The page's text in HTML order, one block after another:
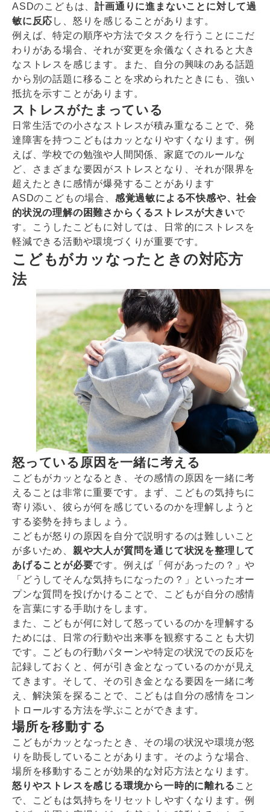
ASDのこどもは、計画通りに進まないことに対して過
敏に反応 し、怒りを感じることがあります。
例えば、特定の順序や方法でタスクを行うことにこだ
わりがある場合、それが変更を余儀なくされると大き
なストレスを感じます。また、自分の興味のある話題
から別の話題に移ることを求められたときにも、強い
抵抗を示すことがあります。
ストレスがたまっている
日常生活での小さなストレスが積み重なることで、発
達障害を持つこどもはカッとなりやすくなります。例
えば、学校での勉強や人間関係、家庭でのルールな
ど、さまざまな要因がストレスとなり、それが限界を
超えたときに感情が爆発することがあります
ASDのこどもの場合、 感覚過敏による不快感や、社会
的状況の理解の困難さからくるストレスが大きいで
す。こうしたこどもに対しては、日常的にストレスを
軽減できる活動や環境づくりが重要です。
こどもがカッなったときの対応方
法
怒っている原因を一緒に考える
こどもがカッとなるとき、その感情の原因を一緒に考
えることは非常に重要です。まず、こどもの気持ちに
寄り添い、彼らが何を感じているのかを理解しようと
する姿勢を持ちましょう。
こどもが怒りの原因を自分で説明するのは難しいこと
が多いため、 親や大人が質問を通じて状況を整理して
あげることが必要です。例えば「何があったの？」や
「どうしてそんな気持ちになったの？」といったオー
プンな質問を投げかけることで、こどもが自分の感情
を言葉にする手助けをします。
また、こどもが何に対して怒っているのかを理解する
ためには、日常の行動や出来事を観察することも大切
です。こどもの行動パターンや特定の状況での反応を
記録しておくと、何が引き金となっているのかが見え
てきます。そして、その引き金となる要因を一緒に考
え、解決策を探ることで、こどもは自分の感情をコン
トロールする方法を学ぶことができます。
場所を移動する
こどもがカッとなったとき、その場の状況や環境が怒
りを助長していることがあります。そのような場合、
場所を移動することが効果的な対応方法となります。
怒りやストレスを感じる環境から一時的に離れる こと
で、こどもは気持ちをリセットしやすくなります。例